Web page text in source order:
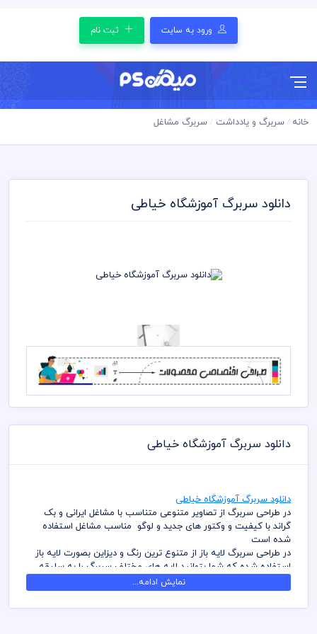
ورود به سایت ثبت نام
خانه سربرگ و یادداشت سربرگ مشاغل
دانلود سربرگ آموزشگاه خیاطی
دانلود سربرگ آموزشگاه خیاطی
دانلود سربرگ آموزشگاه خیاطی
در طراحی سربرگ از تصاویر متنوعی متناسب با مشاغل ایرانی و بک
گراند با کیفیت و وکتور های جدید و لوگو مناسب مشاغل استفاده
شده است
در طراحی سربرگ لایه باز از متنوع ترین رنگ و دیزاین بصورت لایه باز
استفاده شده که شما بتوانید لایه های مختلف سربرگ را به سلیقه
کامل ترین آرشیو لایه باز سربرگ که می توانید با خیالی راحت با تهیه
بسته های اشتراک ویژه به هزاران طرح لایه باز دسترسی و دانلود
نمایش ادامه...